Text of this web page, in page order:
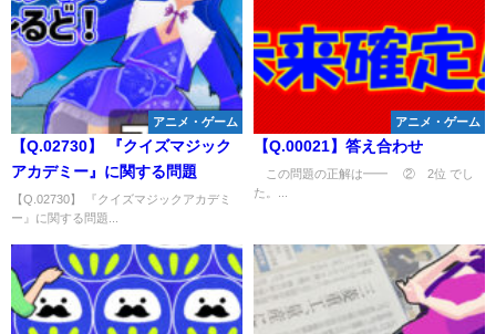
アニメ・ゲーム
【Q.02730】 『クイズマジック
アカデミー』に関する問題
【Q.02730】 『クイズマジックアカデミ
ー』に関する問題...
アニメ・ゲーム
【Q.00021】答え合わせ
この問題の正解は━━ ② 2位 でし
た。...